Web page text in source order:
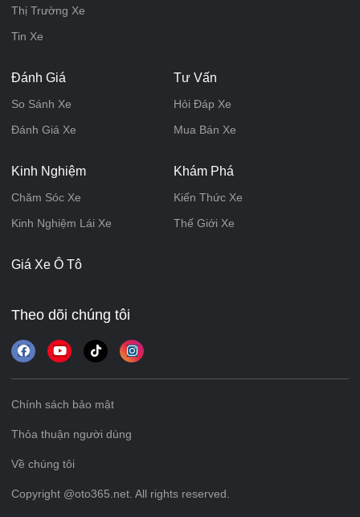
Thị Trường Xe
Tin Xe
Đánh Giá
So Sánh Xe
Đánh Giá Xe
Tư Vấn
Hỏi Đáp Xe
Mua Bán Xe
Kinh Nghiệm
Chăm Sóc Xe
Kinh Nghiệm Lái Xe
Khám Phá
Kiến Thức Xe
Thế Giới Xe
Giá Xe Ô Tô
Theo dõi chúng tôi
Chính sách bảo mật
Thỏa thuận người dùng
Về chúng tôi
Copyright @oto365.net. All rights reserved.